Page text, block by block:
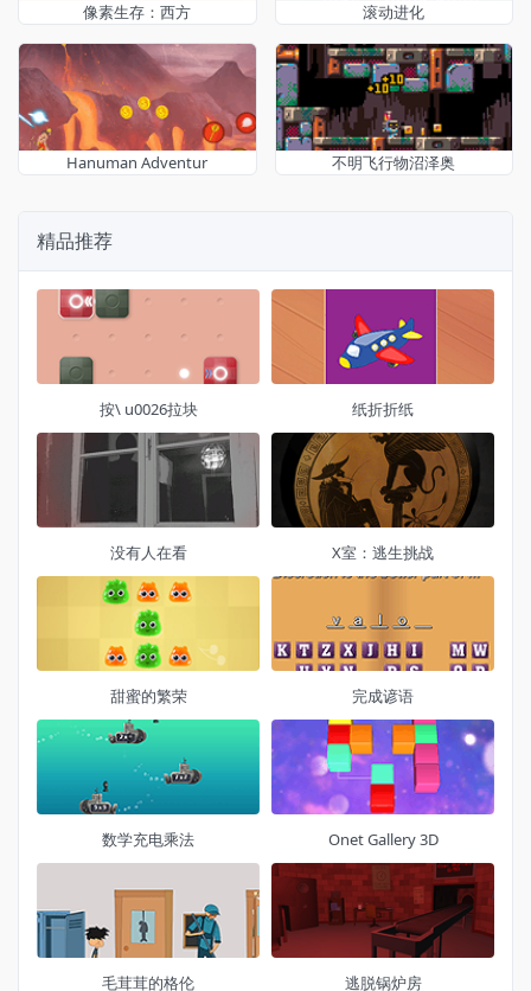
像素生存：西方 滚动进化
Hanuman Adventur 不明飞行物沼泽奥
精品推荐
按\ u0026拉块 纸折折纸
没有人在看 X室：逃生挑战
甜蜜的繁荣 完成谚语
数学充电乘法 Onet Gallery 3D
毛茸茸的格伦 逃脱锅炉房